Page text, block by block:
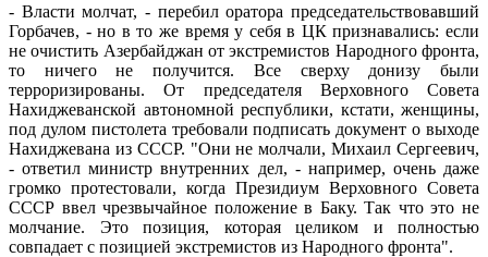
- Власти молчат, - перебил оратора председательствовавший
Горбачев, - но в то же время у себя в ЦК признавались: если
не очистить Азербайджан от экстремистов Народного фронта,
то ничего не получится. Все сверху донизу были
терроризированы. От председателя Верховного Совета
Нахиджеванской автономной республики, кстати, женщины,
под дулом пистолета требовали подписать документ о выходе
Нахиджевана из СССР. "Они не молчали, Михаил Сергеевич,
- ответил министр внутренних дел, - например, очень даже
громко протестовали, когда Президиум Верховного Совета
СССР ввел чрезвычайное положение в Баку. Так что это не
молчание. Это позиция, которая целиком и полностью
совпадает с позицией экстремистов из Народного фронта".